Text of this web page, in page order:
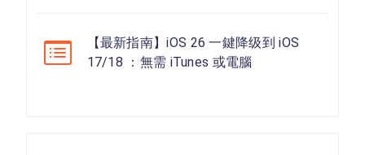
【最新指南】iOS 26 一鍵降级到 iOS
17/18 ：無需 iTunes 或電腦